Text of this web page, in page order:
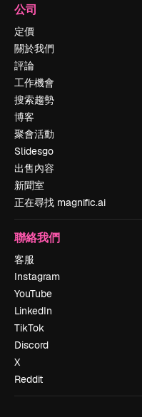
公司
定價
關於我們
評論
工作機會
搜索趨勢
博客
聚會活動
Slidesgo
出售內容
新聞室
正在尋找 magnific.ai
聯絡我們
客服
Instagram
YouTube
LinkedIn
TikTok
Discord
X
Reddit